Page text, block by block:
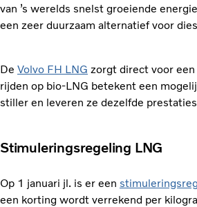
van ’s werelds snelst groeiende
een zeer duurzaam alternatief voor
De Volvo FH LNG zorgt direct voor
rijden op bio-LNG betekent een
stiller en leveren ze dezelfde
Stimuleringsregeling LNG
Op 1 januari jl. is er een
een korting wordt verrekend per